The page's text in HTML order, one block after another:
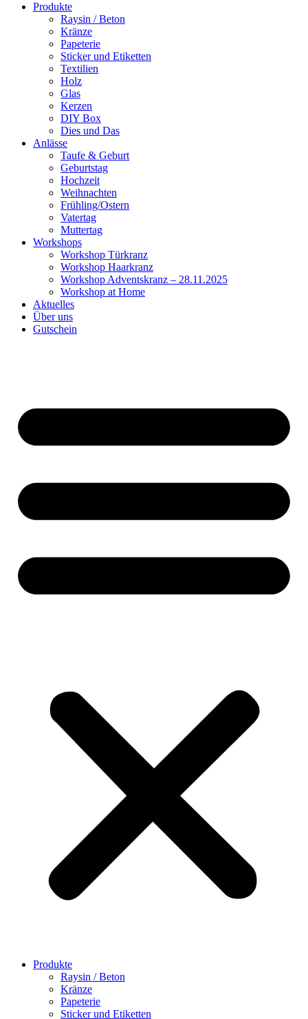
Produkte
Raysin / Beton
Kränze
Papeterie
Sticker und Etiketten
Textilien
Holz
Glas
Kerzen
DIY Box
Dies und Das
Anlässe
Taufe & Geburt
Geburtstag
Hochzeit
Weihnachten
Frühling/Ostern
Vatertag
Muttertag
Workshops
Workshop Türkranz
Workshop Haarkranz
Workshop Adventskranz – 28.11.2025
Workshop at Home
Aktuelles
Über uns
Gutschein
Produkte
Raysin / Beton
Kränze
Papeterie
Sticker und Etiketten